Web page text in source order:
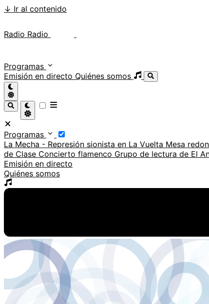
↓ Ir al contenido
Radio Radio
Programas
Emisión en directo Quiénes somos
Programas
La Mecha - Represión sionista en La Vuelta Mesa
de Clase Concierto flamenco Grupo de lectura de El
Emisión en directo
Quiénes somos